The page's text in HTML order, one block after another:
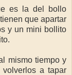
es la del bollo
que apartar
y un mini bollito
mismo tiempo y
a tapar